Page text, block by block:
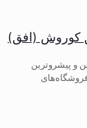
کوروش (افق)
و پیشروترین